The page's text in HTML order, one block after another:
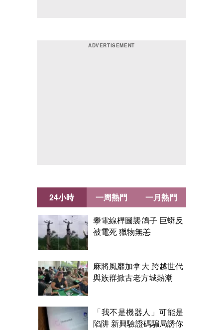
24小時
攀電線桿圖襲鴿子 巨蟒反
被電死 獵物無恙
麻將風靡加拿大 跨越世代
與族群掀古老方城熱潮
「我不是機器人」可能是
陷阱 新興驗證碼騙局誘你
一周熱門 一月熱門